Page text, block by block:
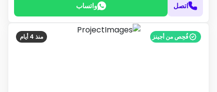
اتصل واتساب
منذ 4 أيام فُحِص من أجينز